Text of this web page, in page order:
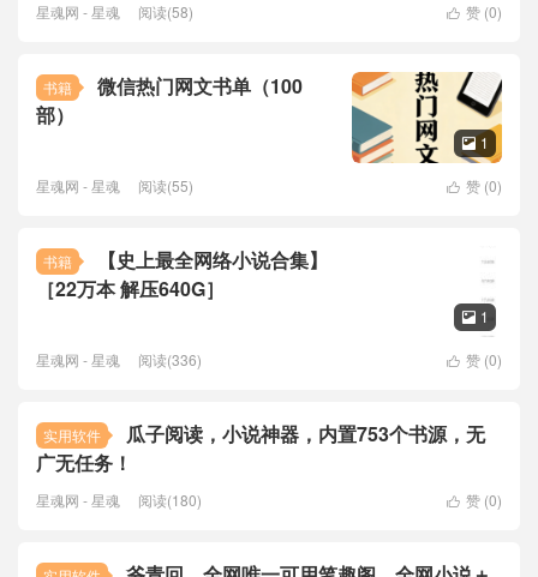
 赞 (0)
星魂网 - 星魂 阅读(58)
书籍
微信热门网文书单（100
部）
 1
 赞 (0)
星魂网 - 星魂 阅读(55)
书籍
【史上最全网络小说合集】
［22万本 解压640G］
 1
 赞 (0)
星魂网 - 星魂 阅读(336)
实用软件
瓜子阅读，小说神器，内置753个书源，无
广无任务！
 赞 (0)
星魂网 - 星魂 阅读(180)